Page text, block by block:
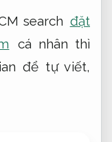
search đặt
cá nhân thì
để tự viết,